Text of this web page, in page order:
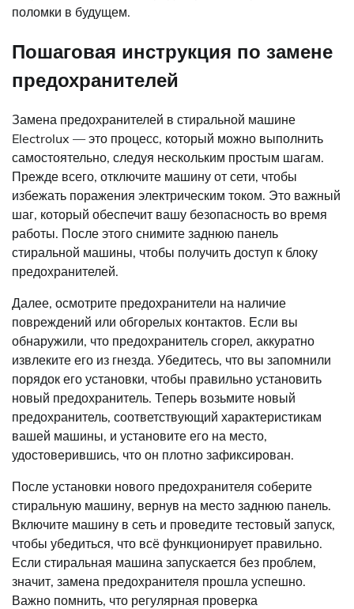
поломки в будущем.
Пошаговая инструкция по замене
предохранителей
Замена предохранителей в стиральной машине
Electrolux — это процесс, который можно выполнить
самостоятельно, следуя нескольким простым шагам.
Прежде всего, отключите машину от сети, чтобы
избежать поражения электрическим током. Это важный
шаг, который обеспечит вашу безопасность во время
работы. После этого снимите заднюю панель
стиральной машины, чтобы получить доступ к блоку
предохранителей.
Далее, осмотрите предохранители на наличие
повреждений или обгорелых контактов. Если вы
обнаружили, что предохранитель сгорел, аккуратно
извлеките его из гнезда. Убедитесь, что вы запомнили
порядок его установки, чтобы правильно установить
новый предохранитель. Теперь возьмите новый
предохранитель, соответствующий характеристикам
вашей машины, и установите его на место,
удостоверившись, что он плотно зафиксирован.
После установки нового предохранителя соберите
стиральную машину, вернув на место заднюю панель.
Включите машину в сеть и проведите тестовый запуск,
чтобы убедиться, что всё функционирует правильно.
Если стиральная машина запускается без проблем,
значит, замена предохранителя прошла успешно.
Важно помнить, что регулярная проверка